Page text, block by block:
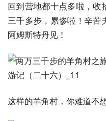
回到营地都十点多啦，收
三千多步，累惨啦！辛苦
阿姆斯特丹见！
这样的羊角村，你难道不